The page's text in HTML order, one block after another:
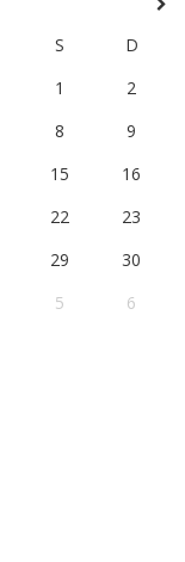
S
D
1
2
8
9
15
16
22
23
29
30
5 6